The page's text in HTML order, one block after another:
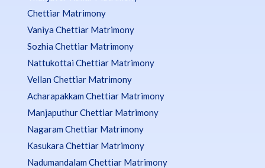
Chettiar Matrimony
Vaniya Chettiar Matrimony
Sozhia Chettiar Matrimony
Nattukottai Chettiar Matrimony
Vellan Chettiar Matrimony
Acharapakkam Chettiar Matrimony
Manjaputhur Chettiar Matrimony
Nagaram Chettiar Matrimony
Kasukara Chettiar Matrimony
Nadumandalam Chettiar Matrimony